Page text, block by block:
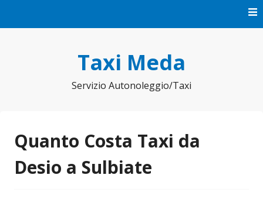
Taxi Meda
Servizio Autonoleggio/Taxi
Quanto Costa Taxi da
Desio a Sulbiate